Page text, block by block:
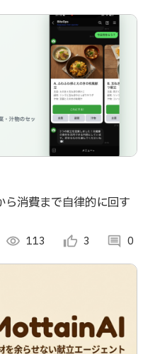
消費まで自律的に回す
visibility 113 thumb_up_alt 3 comment 0